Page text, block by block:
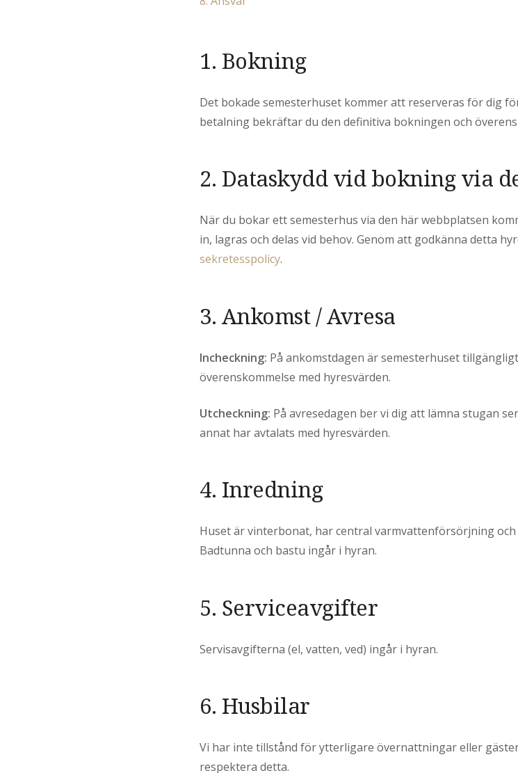
1. Bokning
Det bokade semesterhuset kommer att reserveras för dig
betalning bekräftar du den definitiva bokningen och
2. Dataskydd vid bokning via
När du bokar ett semesterhus via den här webbplatsen
in, lagras och delas vid behov. Genom att godkänna detta
sekretesspolicy.
3. Ankomst / Avresa
Incheckning: På ankomstdagen är semesterhuset
överenskommelse med hyresvärden.
Utcheckning: På avresedagen ber vi dig att lämna stugan
annat har avtalats med hyresvärden.
4. Inredning
Huset är vinterbonat, har central varmvattenförsörjning
Badtunna och bastu ingår i hyran.
5. Serviceavgifter
Servisavgifterna (el, vatten, ved) ingår i hyran.
6. Husbilar
Vi har inte tillstånd för ytterligare övernattningar eller
respektera detta.